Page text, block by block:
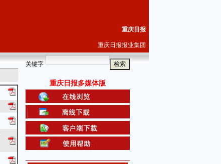
重庆日报
重庆日报报业集团
关键字
重庆日报多媒体版